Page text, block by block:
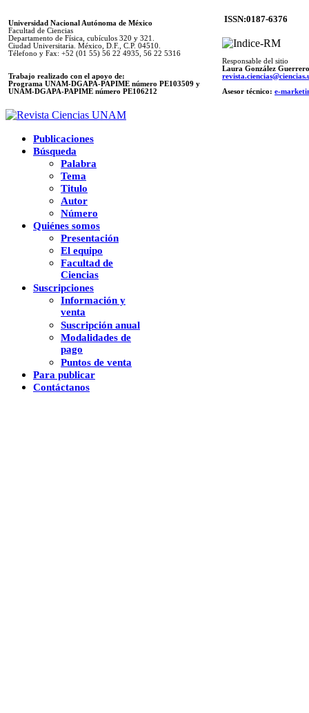
Universidad Nacional Autónoma de México
Facultad de Ciencias
Departamento de Física, cubículos 320 y 321.
Ciudad Universitaria. México, D.F., C.P. 04510.
Télefono y Fax: +52 (01 55) 56 22 4935, 56 22 5316
Trabajo realizado con el apoyo de:
Programa UNAM-DGAPA-PAPIME número PE103509 y
UNAM-DGAPA-PAPIME número PE106212
ISSN:0187-6376
Responsable del sitio
Laura González Guerrero
Asesor técnico: e-
Publicaciones
Búsqueda
Palabra
Tema
Titulo
Autor
Número
Quiénes somos
Presentación
El equipo
Facultad de
Ciencias
Suscripciones
Información y
venta
Suscripción anual
Modalidades de
pago
Puntos de venta
Para publicar
Contáctanos